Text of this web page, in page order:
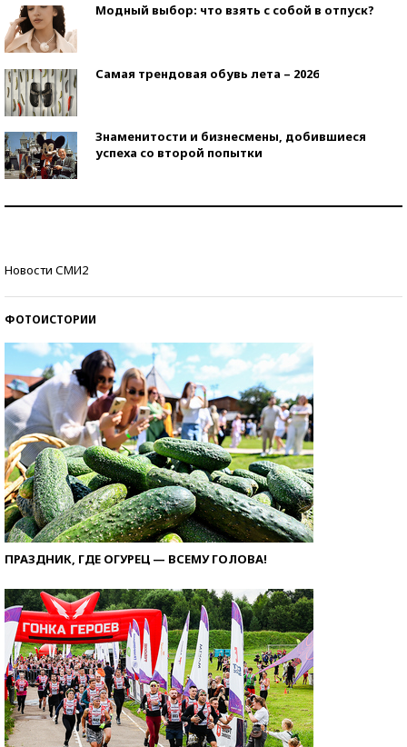
Модный выбор: что взять с собой в отпуск?
Самая трендовая обувь лета – 2026
Знаменитости и бизнесмены, добившиеся
успеха со второй попытки
Новости СМИ2
ФОТОИСТОРИИ
ПРАЗДНИК, ГДЕ ОГУРЕЦ — ВСЕМУ ГОЛОВА!